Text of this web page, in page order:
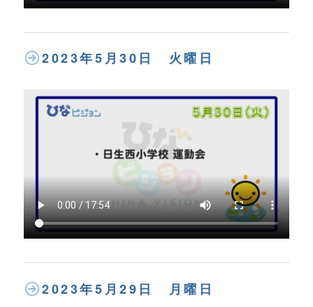
2023年5月30日 火曜日
2023年5月29日 月曜日